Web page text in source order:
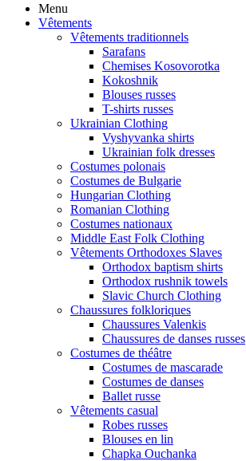
Menu
Vêtements
Vêtements traditionnels
Sarafans
Chemises Kosovorotka
Kokoshnik
Blouses russes
T-shirts russes
Ukrainian Clothing
Vyshyvanka shirts
Ukrainian folk dresses
Costumes polonais
Costumes de Bulgarie
Hungarian Clothing
Romanian Clothing
Costumes nationaux
Middle East Folk Clothing
Vêtements Orthodoxes Slaves
Orthodox baptism shirts
Orthodox rushnik towels
Slavic Church Clothing
Chaussures folkloriques
Chaussures Valenkis
Chaussures de danses russes
Costumes de théâtre
Costumes de mascarade
Costumes de danses
Ballet russe
Vêtements casual
Robes russes
Blouses en lin
Chapka Ouchanka